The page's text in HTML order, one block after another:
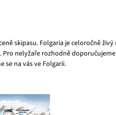
skipasu. Folgaria je celoročně
nelyžaře rozhodně
se na vás ve Folgarii.